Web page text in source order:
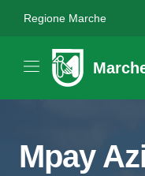
Regione Marche
Mpay